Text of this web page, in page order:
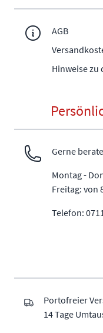
AGB
Hinweise zu
Gerne
Montag -
Freitag: von
Telefon:
Portofreier
14 Tage